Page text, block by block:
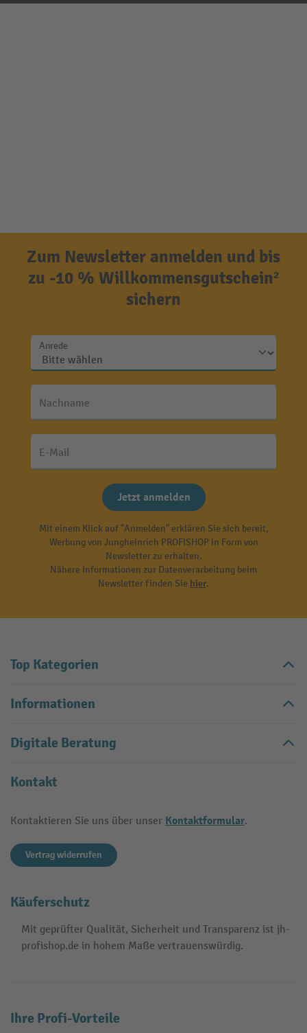
Zum Newsletter anmelden und bis
zu -10 % Willkommensgutschein²
sichern
Anrede
Nachname
E-Mail
Jetzt anmelden
Mit einem Klick auf "Anmelden" erklären Sie sich bereit,
Werbung von Jungheinrich PROFISHOP in Form von
Newsletter zu erhalten.
Nähere Informationen zur Datenverarbeitung beim
Newsletter finden Sie hier.
Top Kategorien
Informationen
Digitale Beratung
Kontakt
Kontaktieren Sie uns über unser Kontaktformular.
Vertrag widerrufen
Käuferschutz
Mit geprüfter Qualität, Sicherheit und Transparenz ist jh-
profishop.de in hohem Maße vertrauenswürdig.
Ihre Profi-Vorteile